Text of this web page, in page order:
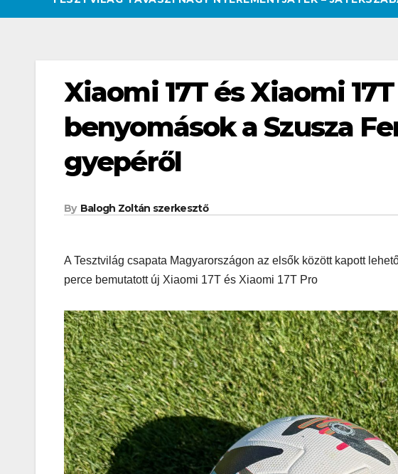
Xiaomi 17T és Xiaomi
benyomások a Szusza
gyepéről
By Balogh Zoltán szerkesztő
A Tesztvilág csapata Magyarországon az elsők között kapott
perce bemutatott új Xiaomi 17T és Xiaomi 17T Pro
CSAJOK HATÁROKON TÚL SZÉPSÉG
Korres-
Szépségápolá
s a Forró Nyári
Hőségben